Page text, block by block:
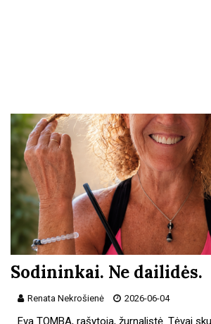
Sodininkai. Ne dailidės.
Renata Nekrošienė 2026-06-04
Eva TOMBA, rašytoja, žurnalistė. Tėvai